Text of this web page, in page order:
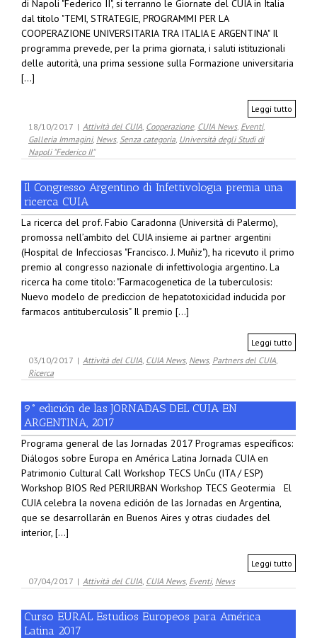
di Napoli "Federico II", si terranno le Giornate del CUIA in Italia
dal titolo "TEMI, STRATEGIE, PROGRAMMI PER LA
COOPERAZIONE UNIVERSITARIA TRA ITALIA E ARGENTINA" Il
programma prevede, per la prima giornata, i saluti istituzionali
delle autorità, una prima sessione sulla Formazione universitaria
[...]
Leggi tutto
18/10/2017 | Attività del CUIA, Cooperazione, CUIA News, Eventi,
Galleria Immagini, News, Senza categoria, Università degli Studi di
Napoli "Federico II"
Il Congresso Argentino di Infettivologia premia una
ricerca CUIA
La ricerca del prof. Fabio Caradonna (Università di Palermo),
promossa nell’ambito del CUIA insieme ai partner argentini
(Hospital de Infecciosas "Francisco. J. Muñiz"), ha ricevuto il primo
premio al congresso nazionale di infettivologia argentino. La
ricerca ha come titolo: "Farmacogenetica de la tuberculosis:
Nuevo modelo de prediccion de hepatotoxicidad inducida por
farmacos antituberculosis" Il premio [...]
Leggi tutto
03/10/2017 | Attività del CUIA, CUIA News, News, Partners del CUIA,
Ricerca
9° edición de las JORNADAS DEL CUIA EN
ARGENTINA, 2017
Programa general de las Jornadas 2017 Programas específicos:
Diálogos sobre Europa en América Latina Jornada CUIA en
Patrimonio Cultural Call Workshop TECS UnCu (ITA / ESP)
Workshop BIOS Red PERIURBAN Workshop TECS Geotermia El
CUIA celebra la novena edición de las Jornadas en Argentina,
que se desarrollarán en Buenos Aires y otras ciudades del
interior, [...]
Leggi tutto
07/04/2017 | Attività del CUIA, CUIA News, Eventi, News
Curso EURAL Estudios Europeos para América
Latina 2017